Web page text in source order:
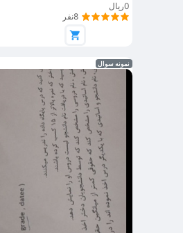
0ریال
8نفر
نمونه سوال